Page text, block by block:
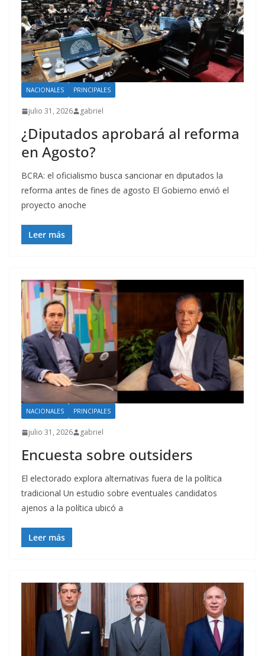
NACIONALES PRINCIPALES
julio 31, 2026 gabriel
¿Diputados aprobará al reforma
en Agosto?
BCRA: el oficialismo busca sancionar en diputados la
reforma antes de fines de agosto El Gobierno envió el
proyecto anoche
Leer más
NACIONALES PRINCIPALES
julio 31, 2026 gabriel
Encuesta sobre outsiders
El electorado explora alternativas fuera de la política
tradicional Un estudio sobre eventuales candidatos
ajenos a la política ubicó a
Leer más